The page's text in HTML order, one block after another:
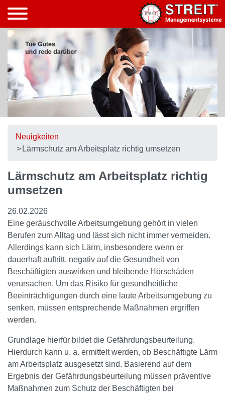
Neuigkeiten
Lärmschutz am Arbeitsplatz richtig umsetzen
Lärmschutz am Arbeitsplatz richtig
umsetzen
26.02.2026
Eine geräuschvolle Arbeitsumgebung gehört in vielen
Berufen zum Alltag und lässt sich nicht immer vermeiden.
Allerdings kann sich Lärm, insbesondere wenn er
dauerhaft auftritt, negativ auf die Gesundheit von
Beschäftigten auswirken und bleibende Hörschäden
verursachen. Um das Risiko für gesundheitliche
Beeinträchtigungen durch eine laute Arbeitsumgebung zu
senken, müssen entsprechende Maßnahmen ergriffen
werden.
Grundlage hierfür bildet die Gefährdungsbeurteilung.
Hierdurch kann u. a. ermittelt werden, ob Beschäftigte Lärm
am Arbeitsplatz ausgesetzt sind. Basierend auf dem
Ergebnis der Gefährdungsbeurteilung müssen präventive
Maßnahmen zum Schutz der Beschäftigten bei